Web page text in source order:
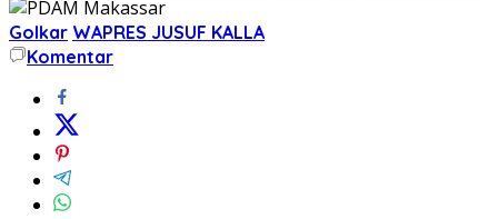
Golkar WAPRES JUSUF KALLA
Komentar